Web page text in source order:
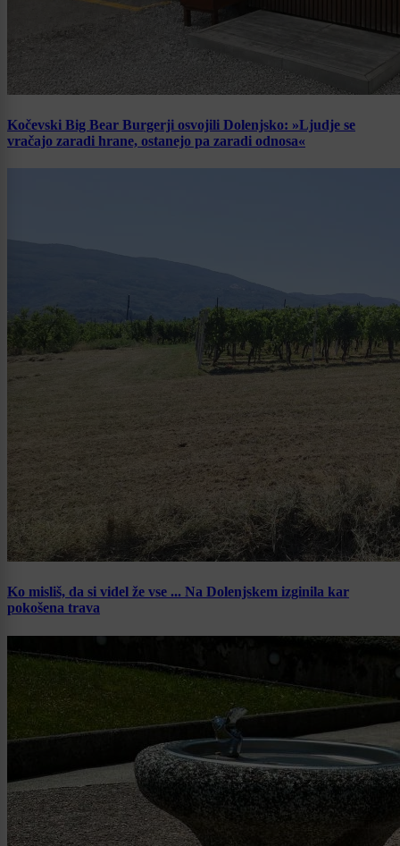
Kočevski Big Bear Burgerji osvojili Dolenjsko: »Ljudje se
vračajo zaradi hrane, ostanejo pa zaradi odnosa«
Ko misliš, da si videl že vse ... Na Dolenjskem izginila kar
pokošena trava